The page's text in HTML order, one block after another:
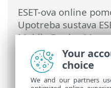
ESET-ova online
Upotreba sustava
Mobile Device
dodavanje mobilnih
uslugu Microsoft
iOS)
Your
choice
We and our partners